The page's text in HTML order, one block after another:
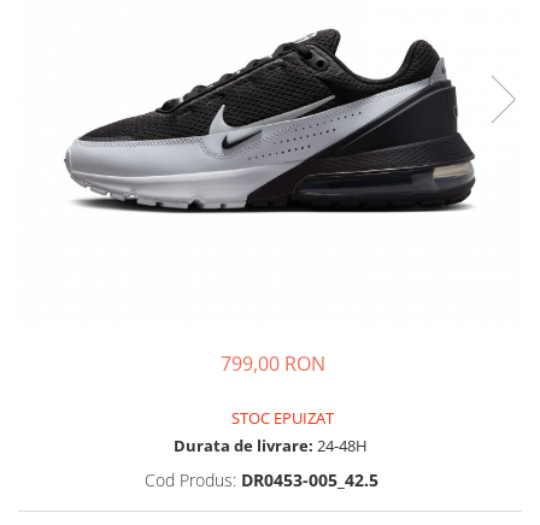
Geci si veste copii
Pantaloni scurti Copii
Accesorii
Ingrijire incaltaminte
799,00 RON
STOC EPUIZAT
Durata de livrare: 24-48H
Cod Produs: DR0453-005_42.5